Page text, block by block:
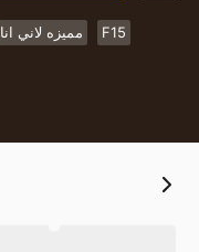
مميزه لاني انا
F15